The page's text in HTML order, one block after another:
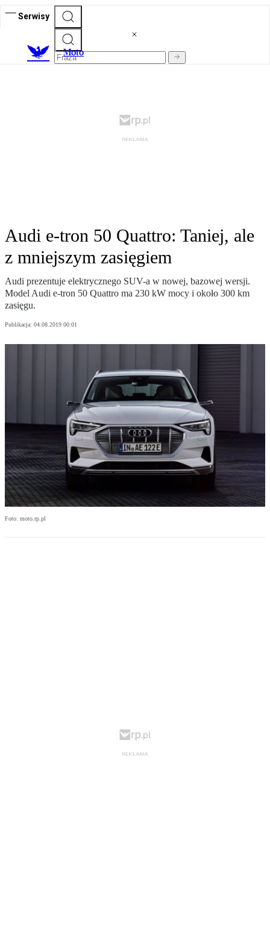
Serwisy
Moto
Audi e-tron 50 Quattro: Taniej, ale
z mniejszym zasięgiem
Audi prezentuje elektrycznego SUV-a w nowej, bazowej wersji.
Model Audi e-tron 50 Quattro ma 230 kW mocy i około 300 km
zasięgu.
Publikacja: 04.08.2019 00:01
Foto: moto.rp.pl